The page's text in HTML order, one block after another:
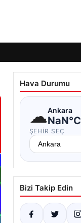
Hava Durumu
☁Ankara
NaN°C
ŞEHIR SEÇ
Bizi Takip Edin